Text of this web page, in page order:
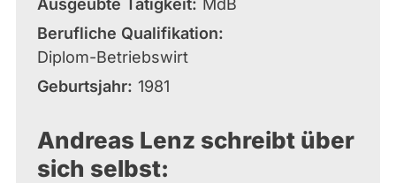
Ausgeübte Tätigkeit
MdB
Berufliche Qualifikation
Diplom-Betriebswirt
Geburtsjahr 1981
Andreas Lenz schreibt über
sich selbst: